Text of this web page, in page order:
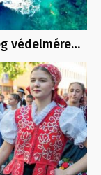
védelmére…